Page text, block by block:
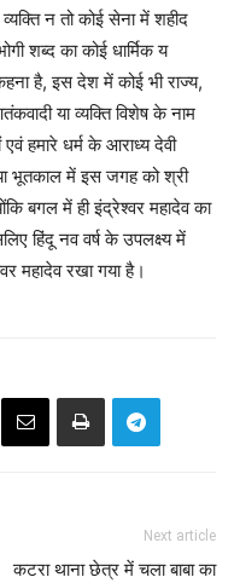
न तो कोई सेना में शहीद
शब्द का कोई धार्मिक य
है, इस देश में कोई भी राज्य,
या व्यक्ति विशेष के नाम
हमारे धर्म के आराध्य देवी
भूतकाल में इस जगह को श्री
बगल में ही इंद्रेश्वर महादेव का
हिंदू नव वर्ष के उपलक्ष्य में
महादेव रखा गया है।
Next article
कटरा थाना छेत्र में चला बाबा का